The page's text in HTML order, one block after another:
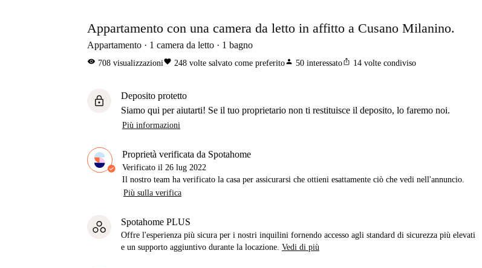
Appartamento con una camera da letto in affitto a Cusano Milanino.
Appartamento 1 camera da letto 1 bagno
visibility 708 visualizzazionifavorite 248 volte salvato come preferitoperson 50 interessatoios_share 14 volte condiviso
lock
Deposito protetto
Siamo qui per aiutarti! Se il tuo proprietario non ti restituisce il deposito, lo faremo noi.
Più informazioni
Proprietà verificata da Spotahome
Verificato il 26 lug 2022
Il nostro team ha verificato la casa per assicurarsi che ottieni esattamente ciò che vedi nell'annuncio.
Più sulla verifica
Spotahome PLUS
Offre l'esperienza più sicura per i nostri inquilini fornendo accesso agli standard di sicurezza più elevati
e un supporto aggiuntivo durante la locazione. Vedi di più